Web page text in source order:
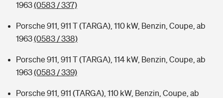
1963(0583 / 337)
Porsche 911, 911 T (TARGA), 110 kW, Benzin, Coupe, ab
1963(0583 / 338)
Porsche 911, 911 T (TARGA), 114 kW, Benzin, Coupe, ab
1963(0583 / 339)
Porsche 911, 911 (TARGA), 110 kW, Benzin, Coupe, ab